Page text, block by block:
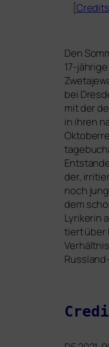
[Credits
Den
17-
bei
mit der
in ihren
der,
noch
dem
Lyrikerin
tiert über